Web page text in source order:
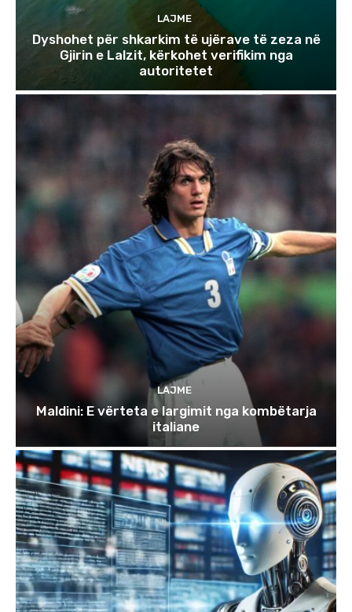
LAJME
Dyshohet për shkarkim të ujërave të zeza në
Gjirin e Lalzit, kërkohet verifikim nga
autoritetet
LAJME
Maldini: E vërteta e largimit nga kombëtarja
italiane